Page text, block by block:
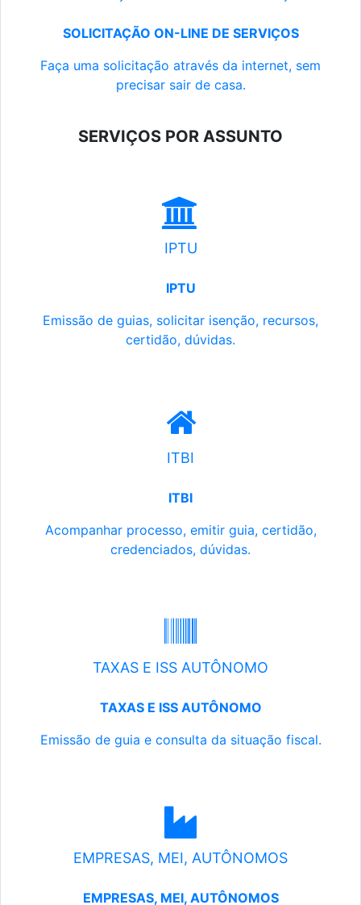
SOLICITAÇÃO ON-LINE DE SERVIÇOS
Faça uma solicitação através da internet, sem
precisar sair de casa.
SERVIÇOS POR ASSUNTO
IPTU
IPTU
Emissão de guias, solicitar isenção, recursos,
certidão, dúvidas.
ITBI
ITBI
Acompanhar processo, emitir guia, certidão,
credenciados, dúvidas.
TAXAS E ISS AUTÔNOMO
TAXAS E ISS AUTÔNOMO
Emissão de guia e consulta da situação fiscal.
EMPRESAS, MEI, AUTÔNOMOS
EMPRESAS, MEI, AUTÔNOMOS